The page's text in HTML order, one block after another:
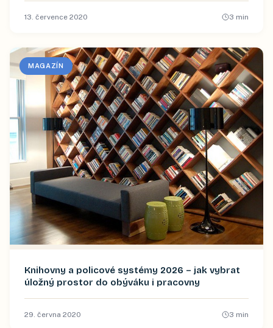
13. července 2020 3 min
MAGAZÍN
Knihovny a policové systémy 2026 – jak vybrat
úložný prostor do obýváku i pracovny
29. června 2020 3 min